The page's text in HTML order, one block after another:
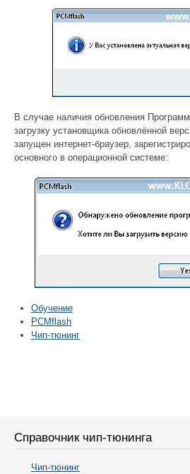
В случае наличия обновления
загрузку установщика обновлённой
запущен интернет-браузер,
основного в операционной системе:
Обучение
PCMflash
Чип-тюнинг
Справочник чип-тюнинга
Чип-тюнинг